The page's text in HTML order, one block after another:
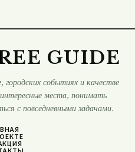
GUIDE
городских событиях и качестве
места, понимать
с повседневными задачами.